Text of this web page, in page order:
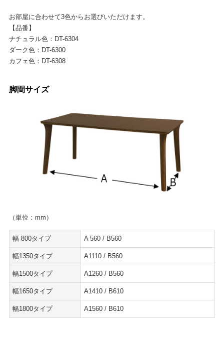
お部屋に合わせて3色からお選びいただけます。
【品番】
ナチュラル色：DT-6304
ダーク色：DT-6300
カフェ色：DT-6308
脚間サイズ
（単位：mm）
幅 800タイプ A 560 / B560
幅1350タイプ A1110 / B560
幅1500タイプ A1260 / B560
幅1650タイプ A1410 / B610
幅1800タイプ A1560 / B610